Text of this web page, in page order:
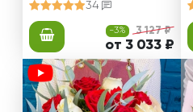
34
-3% 3 127 ₽
от 3 033 ₽